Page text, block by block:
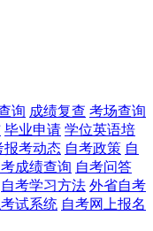
询 成绩复查 考场查询
毕业申请 学位英语培
报考动态 自考政策 自
成绩查询 自考问答
自考学习方法 外省自考
试系统 自考网上报名